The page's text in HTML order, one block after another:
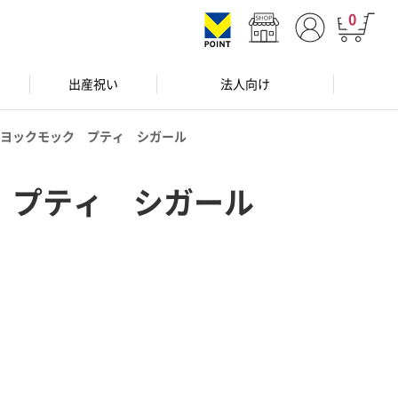
0
出産祝い 法人向け
ヨックモック プティ シガール
プティ シガール